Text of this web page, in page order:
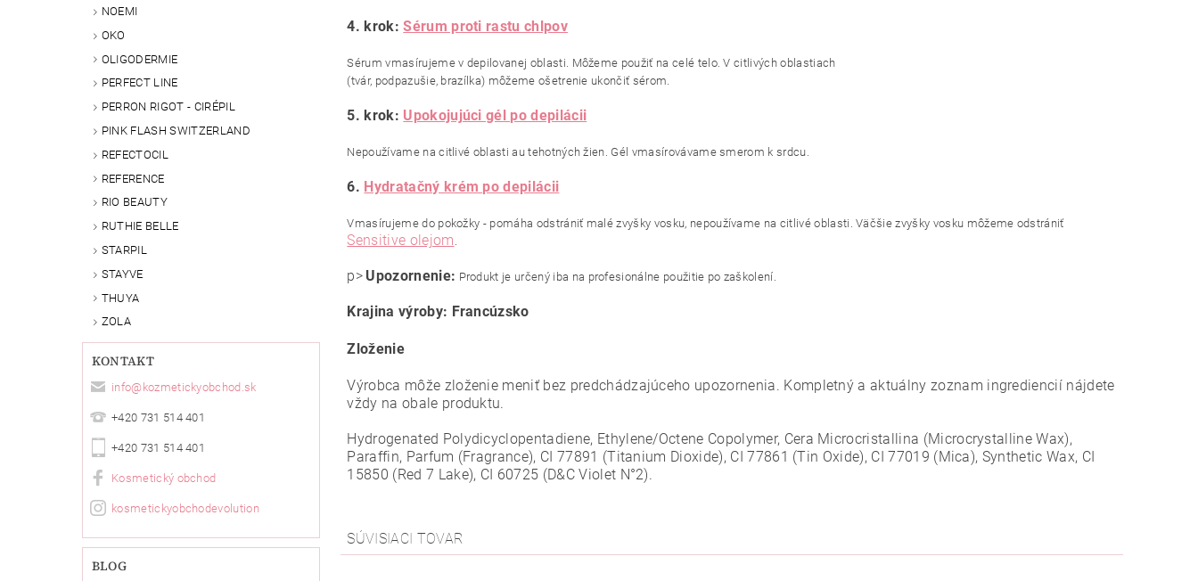
NOEMI
OKO
OLIGODERMIE
PERFECT LINE
PERRON RIGOT - CIRÉPIL
PINK FLASH SWITZERLAND
REFECTOCIL
REFERENCE
RIO BEAUTY
RUTHIE BELLE
STARPIL
STAYVE
THUYA
ZOLA
KONTAKT
info@ kozmetickyobchod.sk
+420 731 514 401
+420 731 514 401
Kosmetický obchod
kosmetickyobchodevolution
BLOG
4. krok:Sérum proti rastu chlpov
Sérum vmasírujeme v depilovanej oblasti. Môžeme použiť na celé telo. V citlivých oblastiach
(tvár, podpazušie, brazílka) môžeme ošetrenie ukončiť sérom.
5. krok: Upokojujúci gél po depilácii
Nepoužívame na citlivé oblasti au tehotných žien. Gél vmasírovávame smerom k srdcu.
6. Hydratačný krém po depilácii
Vmasírujeme do pokožky - pomáha odstrániť malé zvyšky vosku, nepoužívame na citlivé oblasti.Väčšie zvyšky vosku môžeme odstrániť
Sensitive olejom .
p> Upozornenie: Produkt je určený iba na profesionálne použitie po zaškolení.
Krajina výroby: Francúzsko
Zloženie
Výrobca môže zloženie meniť bez predchádzajúceho upozornenia. Kompletný a aktuálny zoznam ingrediencií nájdete
vždy na obale produktu.
Hydrogenated Polydicyclopentadiene, Ethylene/Octene Copolymer, Cera Microcristallina (Microcrystalline Wax),
Paraffin, Parfum (Fragrance), CI 77891 (Titanium Dioxide), CI 77861 (Tin Oxide), CI 77019 (Mica), Synthetic Wax, CI
15850 (Red 7 Lake), CI 60725 (D&C Violet N°2).
SÚVISIACI TOVAR